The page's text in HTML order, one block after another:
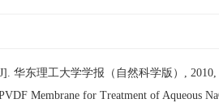
华东理工大学学报（自然科学版）, 2010,
Membrane for Treatment of Aqueous